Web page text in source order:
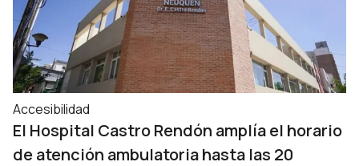
Accesibilidad
El Hospital Castro Rendón amplía el horario
de atención ambulatoria hasta las 20